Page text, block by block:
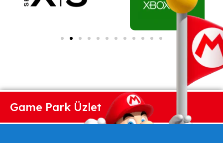
Game Park Üzlet